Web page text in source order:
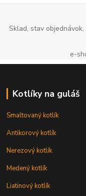
Sklad, stav
e-
Kotlíky na guláš
Smaltovaný kotlík
Antikorový kotlík
Nerezový kotlík
Medený kotlík
Liatinový kotlík